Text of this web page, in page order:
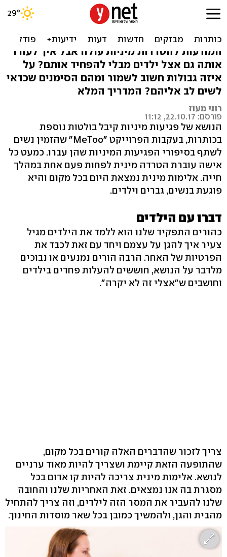
שיחת חובה: לדבר עם ילדים
על הטרדות מיניות
המודעות להטרדות מיניות עולה אבל איך לעורר
אותה גם אצל ילדים מבלי להפחיד אותם? על
איזה גבולות חשוב לשמור ומהם הסימנים שכדאי
לשים לב אליהם? המדריך המלא
רוני מעוז
פורסם: 22.10.17, 11:12
הנושא של פגיעות מיניות קיבל בולטות נוספת
בכותרות, בעקבות הפרוייקט "MeToo" שהזמין נשים
לשתף בסיפורי הפגיעות המיניות שהן עברו. כמעט כל
אישה עוברת הטרדה מינית לפחות פעם אחת במהלך
חייה. אלימות מינית נמצאת היום בכל מקום והיא
פוגעת בנשים, גברים וילדים.
דברו עם הילדים
כהורים התפקיד שלנו הוא ללמד את הילדים מגיל
צעיר איך להגן על עצמם ויחד עם זאת לכבד את
הפרטיות של האחר. הרבה הורים נמנעים או נבוכים
מלדבר על הנושא, חוששים להעלות פחדים בילדים
וחושבים ש"אצלי זה לא יקרה".
צריך לזכור שהדברים האלה קורים בכל מקום,
שהתופעה הזאת קיימת ושצריך להיות מאוד ערניים
לנושא. אלימות מינית צריכה להיות קו אדום בכל
מסגרת בה אנו נמצאים. זאת האחריות שלנו והחובה
שלנו להעביר את המסר הזה לילדים, וזה צריך להתחיל
מהבית והגן, ולהמשיך כמובן בכל שאר מוסדות החינוך.